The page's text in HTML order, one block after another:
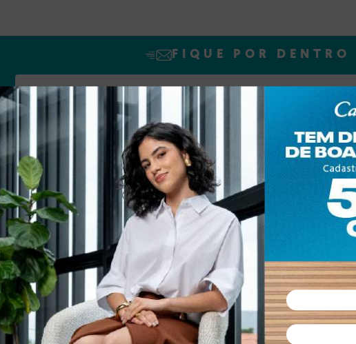
FIQUE POR DENTRO
Nome
Email
Ao clicar em ASSINAR declaro que concordo em receber novidades e
Confira nossa Política de privacidade
ASSINAR
Condições gerais de compra Política de privacidade Troca e